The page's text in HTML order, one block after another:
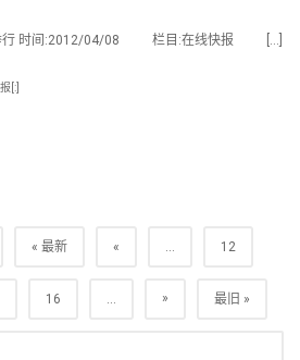
举行 时间:2012/04/08 栏目:在线快报 […]
[:]
« 最新 « ... 12
16 ... » 最旧 »